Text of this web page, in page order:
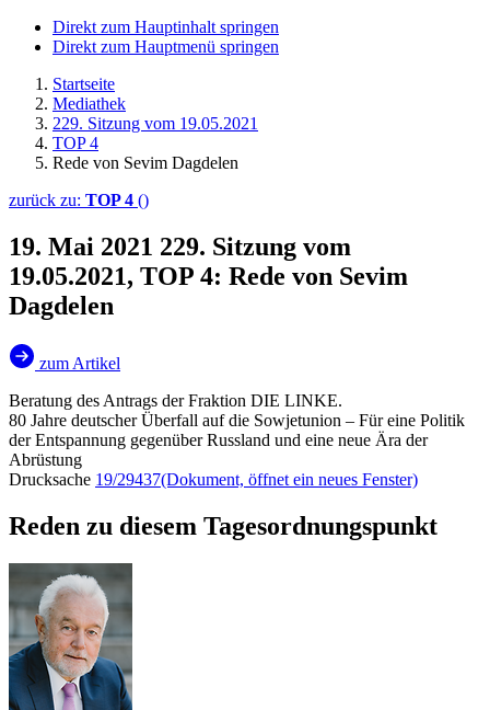
Direkt zum Hauptinhalt springen
Direkt zum Hauptmenü springen
Startseite
Mediathek
229. Sitzung vom 19.05.2021
TOP 4
Rede von Sevim Dagdelen
zurück zu: TOP 4 ()
19. Mai 2021 229. Sitzung vom
19.05.2021, TOP 4: Rede von Sevim
Dagdelen
zum Artikel
Beratung des Antrags der Fraktion DIE LINKE.
80 Jahre deutscher Überfall auf die Sowjetunion – Für eine Politik
der Entspannung gegenüber Russland und eine neue Ära der
Abrüstung
Drucksache 19/29437(Dokument, öffnet ein neues Fenster)
Reden zu diesem Tagesordnungspunkt